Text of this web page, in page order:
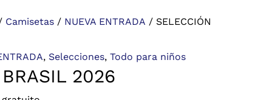
Camisetas / NUEVA ENTRADA / SELECCIÓN
, Selecciones, Todo para niños
2026